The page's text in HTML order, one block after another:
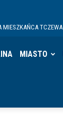
MIESZKAŃCA TCZEWA
MIASTO